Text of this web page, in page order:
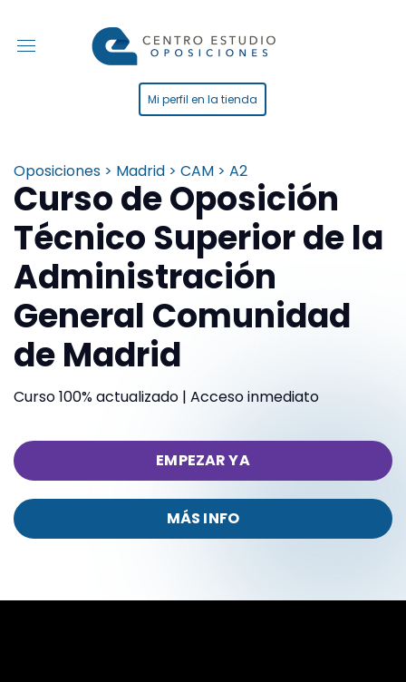
Mi perfil en la tienda
Oposiciones > Madrid > CAM > A2
Curso de Oposición
Técnico Superior de la
Administración
General Comunidad
de Madrid
Curso 100% actualizado | Acceso inmediato
EMPEZAR YA
MÁS INFO